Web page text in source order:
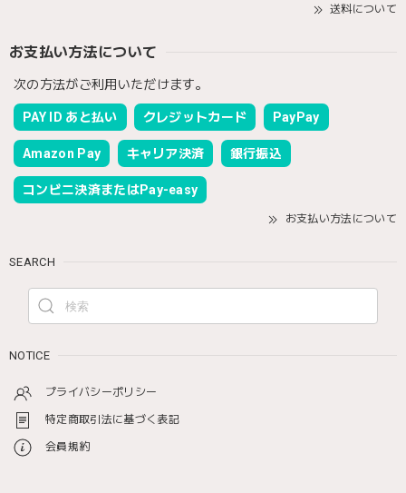
送料について
お支払い方法について
次の方法がご利用いただけます。
PAY ID あと払い クレジットカード PayPay
Amazon Pay キャリア決済 銀行振込
コンビニ決済またはPay-easy
お支払い方法について
SEARCH
NOTICE
プライバシーポリシー
特定商取引法に基づく表記
会員規約